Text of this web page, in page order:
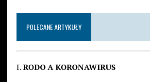
POLECANE ARTYKUŁY
I.RODO A KORONAWIRUS